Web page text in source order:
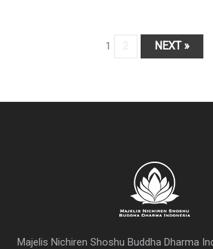
1 NEXT »
Majelis Nichiren Shoshu Buddha Dharma